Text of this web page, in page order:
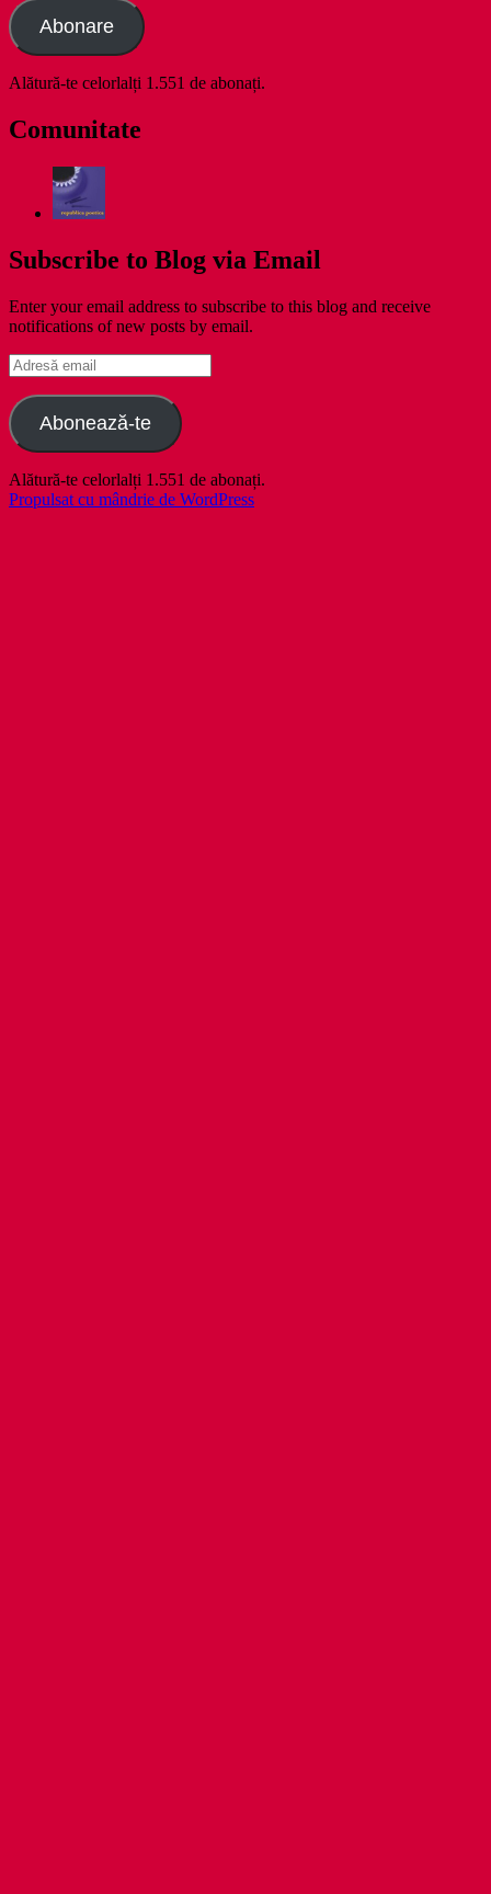
Abonare
Alătură-te celorlalți 1.551 de abonați.
Comunitate
Subscribe to Blog via Email
Enter your email address to subscribe to this blog and receive
notifications of new posts by email.
Adresă
email
Abonează-te
Alătură-te celorlalți 1.551 de abonați.
Propulsat cu mândrie de WordPress